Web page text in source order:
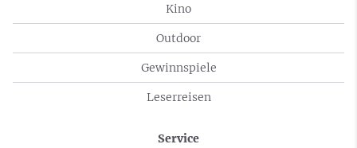
Kino
Outdoor
Gewinnspiele
Leserreisen
Service